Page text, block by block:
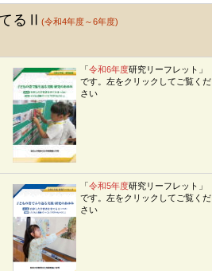
るⅡ (令和4年度～6年度)
「令和6年度研究リーフレット」
です。左をクリックしてご覧くだ
さい
「令和5年度研究リーフレット」
です。左をクリックしてご覧くだ
さい